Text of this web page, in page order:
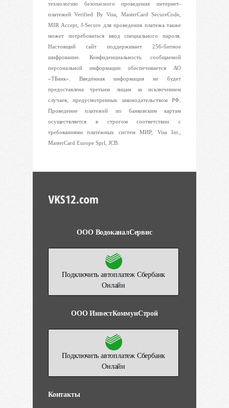
технологию безопасного проведения интернет-
платежей Verified By Visa, MasterCard SecureCode,
MIR Accept, J-Secure для проведения платежа также
может потребоваться ввод специального пароля.
Настоящий сайт поддерживает 256-битное
шифрование. Конфиденциальность сообщаемой
персональной информации обеспечивается АО
«ТБанк». Введённая информация не будет
предоставлена третьим лицам за исключением
случаев, предусмотренных законодательством РФ.
Проведение платежей по банковским картам
осуществляется в строгом соответствии с
требованиями платёжных систем МИР, Visa Int.,
MasterCard Europe Sprl, JCB.
ООО ВодоканалСервис
Подключить автоплатеж Сбербанк
Онлайн
ООО ИнвестКоммунСтрой
Подключить автоплатеж Сбербанк
Онлайн
Контакты